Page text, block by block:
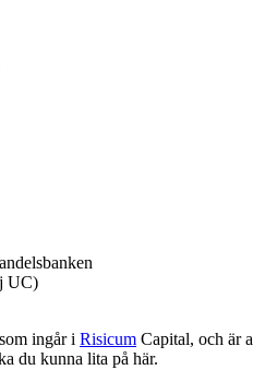
UC)
ingår i Risicum Capital, och är
du kunna lita på här.